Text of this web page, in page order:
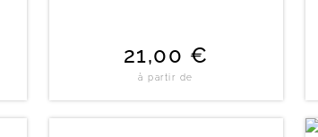
21,00 €
à partir de